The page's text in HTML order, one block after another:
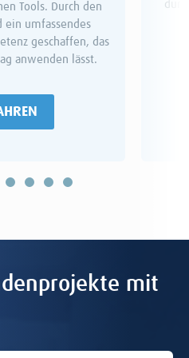
Tools. Durch den
ein umfassendes
geschaffen, das
anwenden lässt.
mit